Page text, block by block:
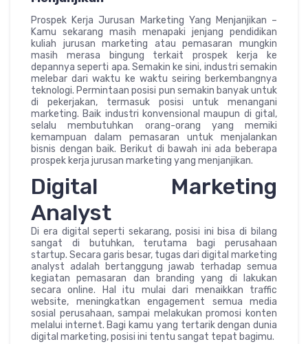
Prospek Kerja Jurusan Marketing Yang Menjanjikan –
Kamu sekarang masih menapaki jenjang pendidikan
kuliah jurusan marketing atau pemasaran mungkin
masih merasa bingung terkait prospek kerja ke
depannya seperti apa. Semakin ke sini, industri semakin
melebar dari waktu ke waktu seiring berkembangnya
teknologi. Permintaan posisi pun semakin banyak untuk
di pekerjakan, termasuk posisi untuk menangani
marketing. Baik industri konvensional maupun di gital,
selalu membutuhkan orang-orang yang memiki
kemampuan dalam pemasaran untuk menjalankan
bisnis dengan baik. Berikut di bawah ini ada beberapa
prospek kerja jurusan marketing yang menjanjikan.
Digital Marketing
Analyst
Di era digital seperti sekarang, posisi ini bisa di bilang
sangat di butuhkan, terutama bagi perusahaan
startup. Secara garis besar, tugas dari digital marketing
analyst adalah bertanggung jawab terhadap semua
kegiatan pemasaran dan branding yang di lakukan
secara online. Hal itu mulai dari menaikkan traffic
website, meningkatkan engagement semua media
sosial perusahaan, sampai melakukan promosi konten
melalui internet. Bagi kamu yang tertarik dengan dunia
digital marketing, posisi ini tentu sangat tepat bagimu.